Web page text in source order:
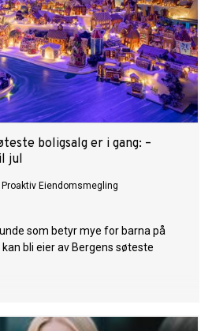
boligsalg er i gang: –
jul
Proaktiv Eiendomsmegling
som betyr mye for barna på
kan bli eier av Bergens søteste